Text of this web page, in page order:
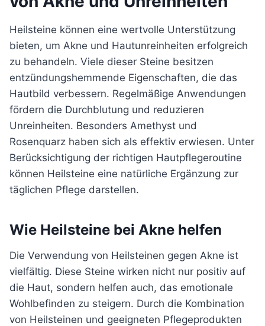
Heilsteine können eine wertvolle Unterstützung
bieten, um Akne und Hautunreinheiten erfolgreich
zu behandeln. Viele dieser Steine besitzen
entzündungshemmende Eigenschaften, die das
Hautbild verbessern. Regelmäßige Anwendungen
fördern die Durchblutung und reduzieren
Unreinheiten. Besonders Amethyst und
Rosenquarz haben sich als effektiv erwiesen. Unter
Berücksichtigung der richtigen Hautpflegeroutine
können Heilsteine eine natürliche Ergänzung zur
täglichen Pflege darstellen.
Wie Heilsteine bei Akne helfen
Die Verwendung von Heilsteinen gegen Akne ist
vielfältig. Diese Steine wirken nicht nur positiv auf
die Haut, sondern helfen auch, das emotionale
Wohlbefinden zu steigern. Durch die Kombination
von Heilsteinen und geeigneten Pflegeprodukten